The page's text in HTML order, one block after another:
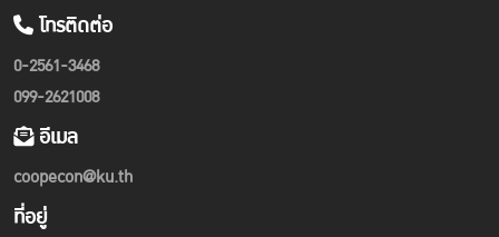
โทรติดต่อ
0-2561-3468
099-2621008
อีเมล
coopecon@ku.th
ที่อยู่